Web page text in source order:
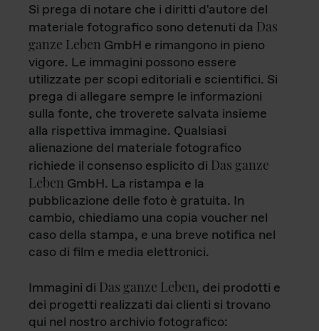
Si prega di notare che i diritti d'autore del
materiale fotografico sono detenuti da Das
ganze Leben GmbH e rimangono in pieno
vigore. Le immagini possono essere
utilizzate per scopi editoriali e scientifici. Si
prega di allegare sempre le informazioni
sulla fonte, che troverete salvata insieme
alla rispettiva immagine. Qualsiasi
alienazione del materiale fotografico
richiede il consenso esplicito di Das ganze
Leben GmbH. La ristampa e la
pubblicazione delle foto è gratuita. In
cambio, chiediamo una copia voucher nel
caso della stampa, e una breve notifica nel
caso di film e media elettronici.
Immagini di Das ganze Leben, dei prodotti e
dei progetti realizzati dai clienti si trovano
qui nel nostro archivio fotografico: